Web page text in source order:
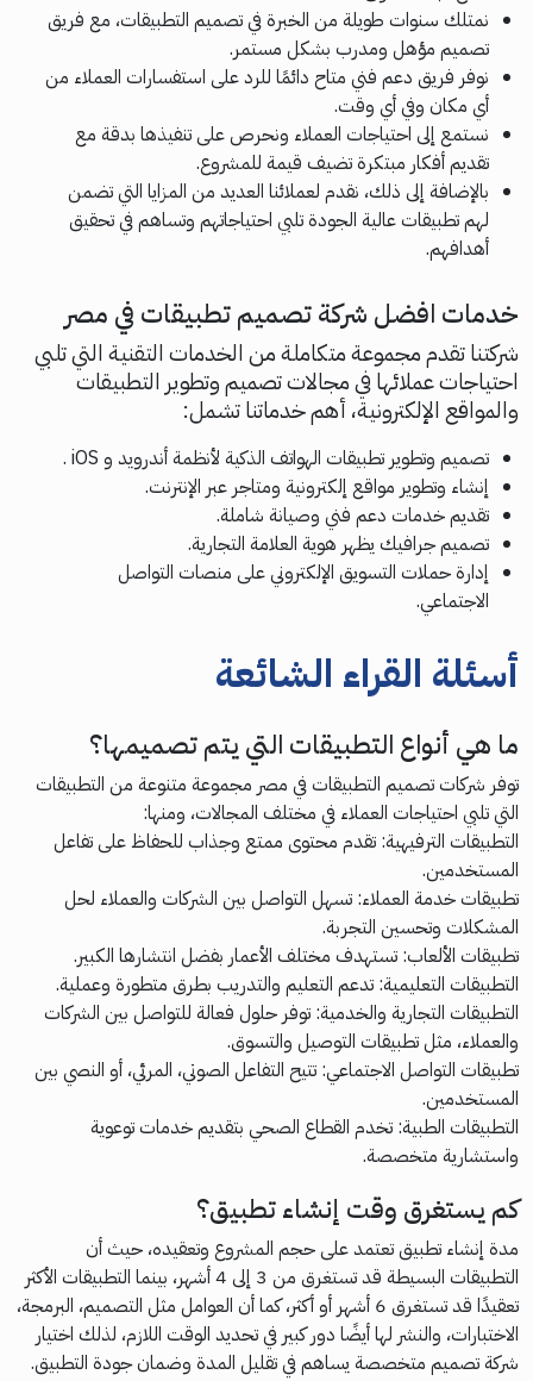
نمتلك سنوات طويلة من الخبرة في تصميم التطبيقات، مع فريق
تصميم مؤهل ومدرب بشكل مستمر.
نوفر فريق دعم فني متاح دائمًا للرد على استفسارات العملاء من
أي مكان وفي أي وقت.
نستمع إلى احتياجات العملاء ونحرص على تنفيذها بدقة مع
تقديم أفكار مبتكرة تضيف قيمة للمشروع.
بالإضافة إلى ذلك، نقدم لعملائنا العديد من المزايا التي تضمن
لهم تطبيقات عالية الجودة تلبي احتياجاتهم وتساهم في تحقيق
أهدافهم.
خدمات افضل شركة تصميم تطبيقات في مصر
شركتنا تقدم مجموعة متكاملة من الخدمات التقنية التي تلبي
احتياجات عملائها في مجالات تصميم وتطوير التطبيقات
والمواقع الإلكترونية، أهم خدماتنا تشمل:
تصميم وتطوير تطبيقات الهواتف الذكية لأنظمة أندرويد و iOS .
إنشاء وتطوير مواقع إلكترونية ومتاجر عبر الإنترنت.
تقديم خدمات دعم فني وصيانة شاملة.
تصميم جرافيك يظهر هوية العلامة التجارية.
إدارة حملات التسويق الإلكتروني على منصات التواصل
الاجتماعي.
أسئلة القراء الشائعة
ما هي أنواع التطبيقات التي يتم تصميمها؟
توفر شركات تصميم التطبيقات في مصر مجموعة متنوعة من التطبيقات
التي تلبي احتياجات العملاء في مختلف المجالات، ومنها:
التطبيقات الترفيهية: تقدم محتوى ممتع وجذاب للحفاظ على تفاعل
المستخدمين.
تطبيقات خدمة العملاء: تسهل التواصل بين الشركات والعملاء لحل
المشكلات وتحسين التجربة.
تطبيقات الألعاب: تستهدف مختلف الأعمار بفضل انتشارها الكبير.
التطبيقات التعليمية: تدعم التعليم والتدريب بطرق متطورة وعملية.
التطبيقات التجارية والخدمية: توفر حلول فعالة للتواصل بين الشركات
والعملاء، مثل تطبيقات التوصيل والتسوق.
تطبيقات التواصل الاجتماعي: تتيح التفاعل الصوتي، المرئي، أو النصي بين
المستخدمين.
التطبيقات الطبية: تخدم القطاع الصحي بتقديم خدمات توعوية
واستشارية متخصصة.
كم يستغرق وقت إنشاء تطبيق؟
مدة إنشاء تطبيق تعتمد على حجم المشروع وتعقيده، حيث أن
التطبيقات البسيطة قد تستغرق من 3 إلى 4 أشهر، بينما التطبيقات الأكثر
تعقيدًا قد تستغرق 6 أشهر أو أكثر، كما أن العوامل مثل التصميم، البرمجة،
الاختبارات، والنشر لها أيضًا دور كبير في تحديد الوقت اللازم، لذلك اختيار
شركة تصميم متخصصة يساهم في تقليل المدة وضمان جودة التطبيق.